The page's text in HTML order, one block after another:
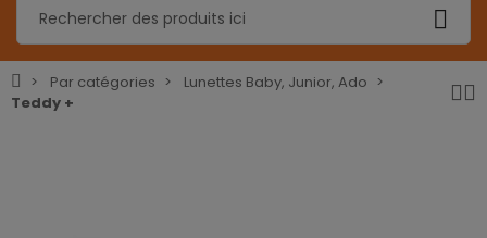
Par catégories
Lunettes Baby, Junior, Ado
Teddy +